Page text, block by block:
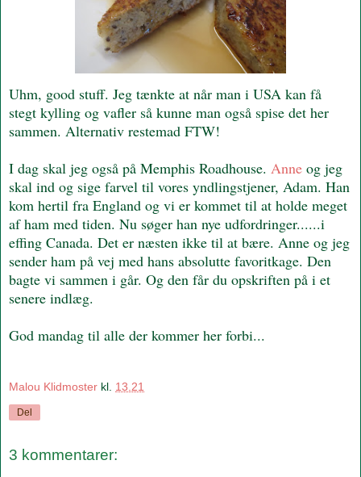
Uhm, good stuff. Jeg tænkte at når man i USA kan få
stegt kylling og vafler så kunne man også spise det her
sammen. Alternativ restemad FTW!
I dag skal jeg også på Memphis Roadhouse. Anne og jeg
skal ind og sige farvel til vores yndlingstjener, Adam. Han
kom hertil fra England og vi er kommet til at holde meget
af ham med tiden. Nu søger han nye udfordringer......i
effing Canada. Det er næsten ikke til at bære. Anne og jeg
sender ham på vej med hans absolutte favoritkage. Den
bagte vi sammen i går. Og den får du opskriften på i et
senere indlæg.
God mandag til alle der kommer her forbi...
Malou Klidmoster kl. 13.21
Del
3 kommentarer: